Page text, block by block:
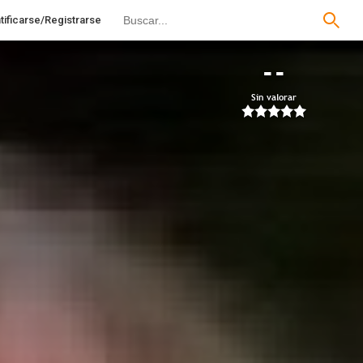
Registrarse
--
Sin valorar